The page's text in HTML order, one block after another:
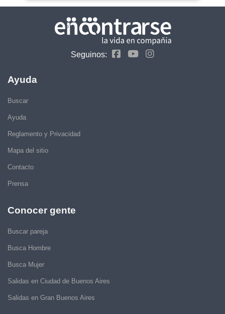
Seguinos:
Ayuda
Buscar
Ayuda
Reglamento y Privacidad
Mapa del sitio
Contacto
Prensa
Conocer gente
Buscar pareja
Busca Hombre
Busca Mujer
Salidas en Ciudad de Buenos Aires
Salidas en Gran Buenos Aires